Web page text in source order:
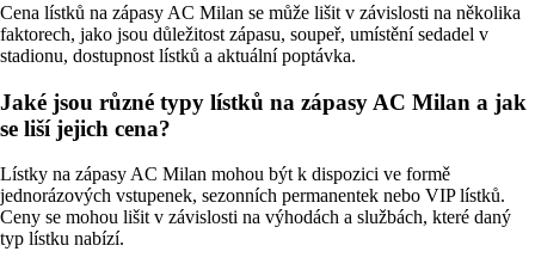
Cena lístků na zápasy AC Milan se může lišit v závislosti na několika
faktorech, jako jsou důležitost zápasu, soupeř, umístění sedadel v
stadionu, dostupnost lístků a aktuální poptávka.
Jaké jsou různé typy lístků na zápasy AC Milan a jak
se liší jejich cena?
Lístky na zápasy AC Milan mohou být k dispozici ve formě
jednorázových vstupenek, sezonních permanentek nebo VIP lístků.
Ceny se mohou lišit v závislosti na výhodách a službách, které daný
typ lístku nabízí.